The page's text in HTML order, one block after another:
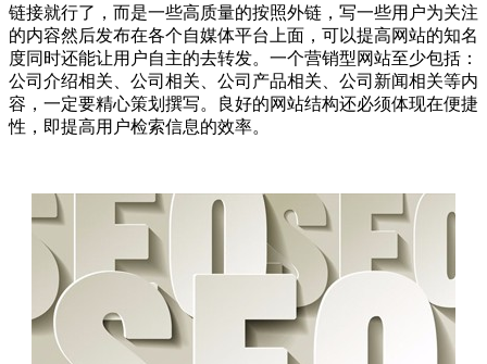
链接就行了，而是一些高质量的按照外链，写一些用户为关注
的内容然后发布在各个自媒体平台上面，可以提高网站的知名
度同时还能让用户自主的去转发。一个营销型网站至少包括：
公司介绍相关、公司相关、公司产品相关、公司新闻相关等内
容，一定要精心策划撰写。良好的网站结构还必须体现在便捷
性，即提高用户检索信息的效率。